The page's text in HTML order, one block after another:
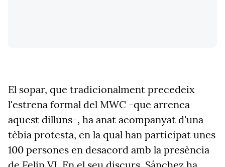
El sopar, que tradicionalment precedeix
l'estrena formal del MWC -que arrenca
aquest dilluns-, ha anat acompanyat d'una
tèbia protesta, en la qual han participat unes
100 persones en desacord amb la presència